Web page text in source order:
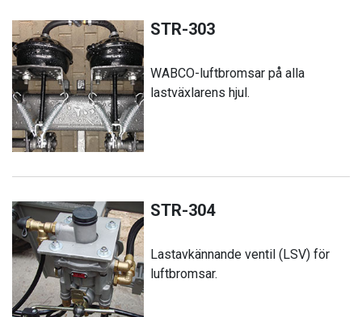
STR-303
WABCO-luftbromsar på alla
lastväxlarens hjul.
STR-304
Lastavkännande ventil (LSV) för
luftbromsar.